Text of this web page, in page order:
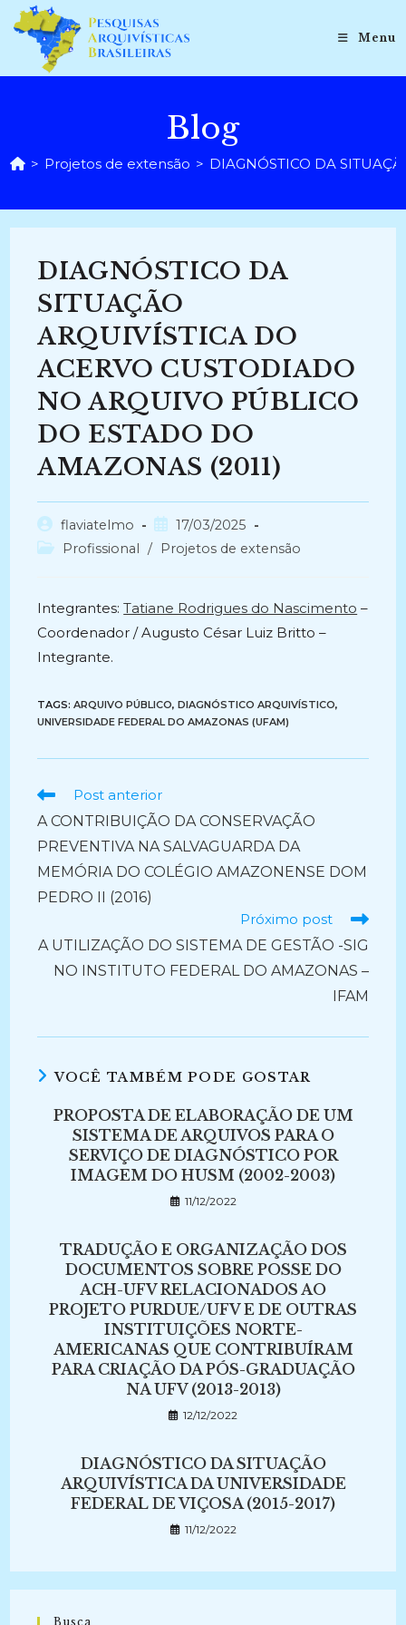
para
conteúdo
Menu
Blog
> Projetos de extensão > DIAGNÓSTICO DA
DIAGNÓSTICO DA
SITUAÇÃO
ARQUIVÍSTICA DO
ACERVO CUSTODIADO
NO ARQUIVO PÚBLICO
DO ESTADO DO
AMAZONAS (2011)
Autor
do
flaviatelmo
Post
publicado:
17/03/2025
Categoria
Profissional / Projetos de extensão
Integrantes:Tatiane Rodrigues do Nascimento –
Coordenador / Augusto César Luiz Britto –
Integrante.
TAGS:ARQUIVO PÚBLICO, DIAGNÓSTICO ARQUIVÍSTICO,
UNIVERSIDADE FEDERAL DO AMAZONAS (UFAM)
Ler
artigos
Post anterior
A CONTRIBUIÇÃO DA CONSERVAÇÃO
PREVENTIVA NA SALVAGUARDA DA
MEMÓRIA DO COLÉGIO AMAZONENSE DOM
PEDRO II (2016)
Próximo post
A UTILIZAÇÃO DO SISTEMA DE GESTÃO -SIG
NO INSTITUTO FEDERAL DO AMAZONAS –
IFAM
VOCÊ TAMBÉM PODE GOSTAR
PROPOSTA DE ELABORAÇÃO DE UM
SISTEMA DE ARQUIVOS PARA O
SERVIÇO DE DIAGNÓSTICO POR
IMAGEM DO HUSM (2002-2003)
11/12/2022
TRADUÇÃO E ORGANIZAÇÃO DOS
DOCUMENTOS SOBRE POSSE DO
ACH-UFV RELACIONADOS AO
PROJETO PURDUE/UFV E DE OUTRAS
INSTITUIÇÕES NORTE-
AMERICANAS QUE CONTRIBUÍRAM
PARA CRIAÇÃO DA PÓS-GRADUAÇÃO
NA UFV (2013-2013)
12/12/2022
DIAGNÓSTICO DA SITUAÇÃO
ARQUIVÍSTICA DA UNIVERSIDADE
FEDERAL DE VIÇOSA (2015-2017)
11/12/2022
Busca